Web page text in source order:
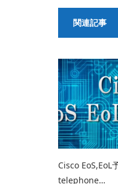
関連記事
Cisco EoS,EoL
telephone…